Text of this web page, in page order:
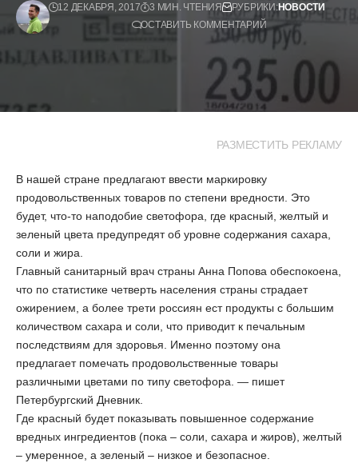
12 ДЕКАБРЯ, 2017 3 МИН. ЧТЕНИЯ РУБРИКИ:НОВОСТИ
ОСТАВИТЬ КОММЕНТАРИЙ
РАЗМЕСТИТЬ РЕКЛАМУ
В нашей стране предлагают ввести маркировку
продовольственных товаров по степени вредности. Это
будет, что-то наподобие светофора, где красный, желтый и
зеленый цвета предупредят об уровне содержания сахара,
соли и жира.
Главный санитарный врач страны Анна Попова обеспокоена,
что по статистике четверть населения страны страдает
ожирением, а более трети россиян ест продукты с большим
количеством сахара и соли, что приводит к печальным
последствиям для здоровья. Именно поэтому она
предлагает помечать продовольственные товары
различными цветами по типу светофора. — пишет
Петербургский Дневник.
Где красный будет показывать повышенное содержание
вредных ингредиентов (пока – соли, сахара и жиров), желтый
– умеренное, а зеленый – низкое и безопасное.